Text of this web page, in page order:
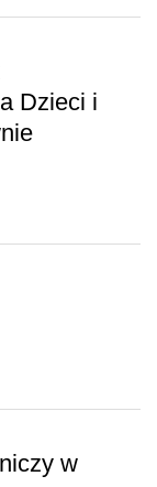
Dzieci i
w